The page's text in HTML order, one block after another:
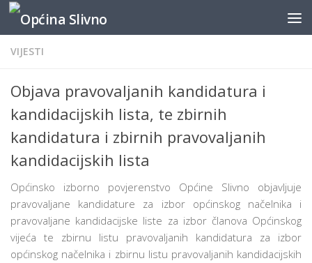
content
Skip to content
VIJESTI
Objava pravovaljanih kandidatura i
kandidacijskih lista, te zbirnih
kandidatura i zbirnih pravovaljanih
kandidacijskih lista
Općinsko izborno povjerenstvo Općine Slivno objavljuje
pravovaljane kandidature za izbor općinskog načelnika i
pravovaljane kandidacijske liste za izbor članova Općinskog
vijeća te zbirnu listu pravovaljanih kandidatura za izbor
općinskog načelnika i zbirnu listu pravovaljanih kandidacijskih